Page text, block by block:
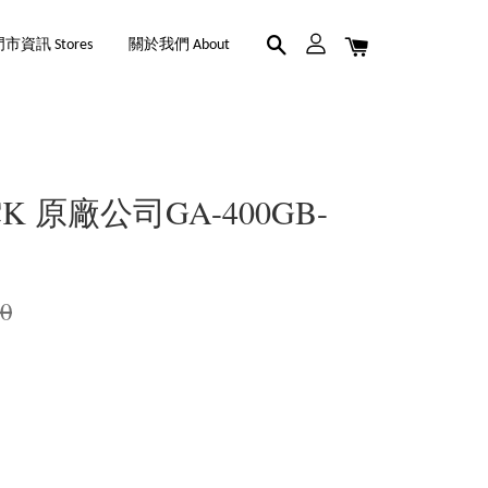
市資訊 Stores 關於我們 About
原廠公司GA-400GB-